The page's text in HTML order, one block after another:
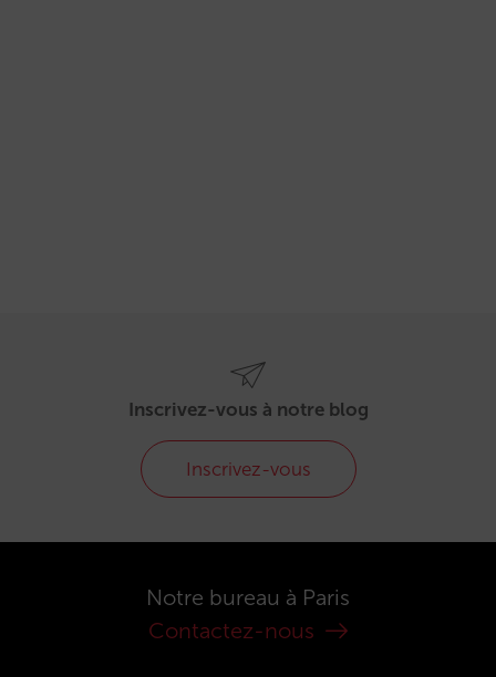
Inscrivez-vous à notre blog
Inscrivez-vous
Notre bureau à Paris
Contactez-nous